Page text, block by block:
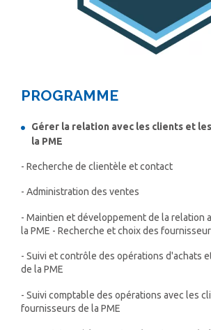
PROGRAMME
Gérer la relation avec les clients et
la PME
- Recherche de clientèle et contact
- Administration des ventes
- Maintien et développement de la relation
la PME - Recherche et choix des
- Suivi et contrôle des opérations d'achats
de la PME
- Suivi comptable des opérations avec les
fournisseurs de la PME